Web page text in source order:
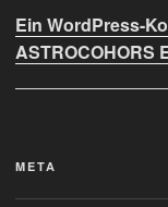
Ein WordPress-
ASTROCOHORS
META